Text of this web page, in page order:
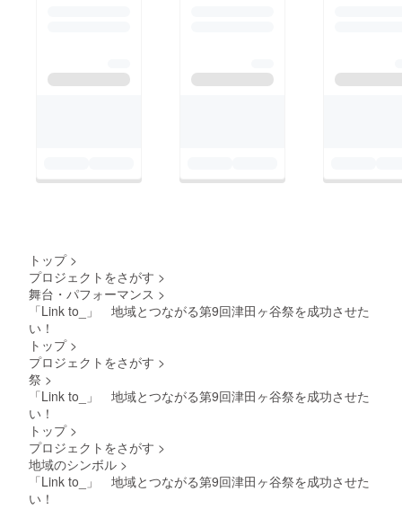
トップ >
プロジェクトをさがす >
舞台・パフォーマンス >
「Link to_」 地域とつながる第9回津田ヶ谷祭を成功させた
い！
トップ >
プロジェクトをさがす >
祭 >
「Link to_」 地域とつながる第9回津田ヶ谷祭を成功させた
い！
トップ >
プロジェクトをさがす >
地域のシンボル >
「Link to_」 地域とつながる第9回津田ヶ谷祭を成功させた
い！